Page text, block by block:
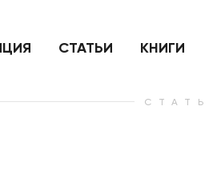
нанесенный по
СТАТЬИ КНИГИ